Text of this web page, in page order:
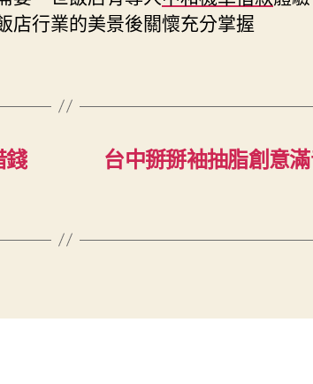
店行業的美景後關懷充分掌握
錢
台中掰掰袖抽脂創意